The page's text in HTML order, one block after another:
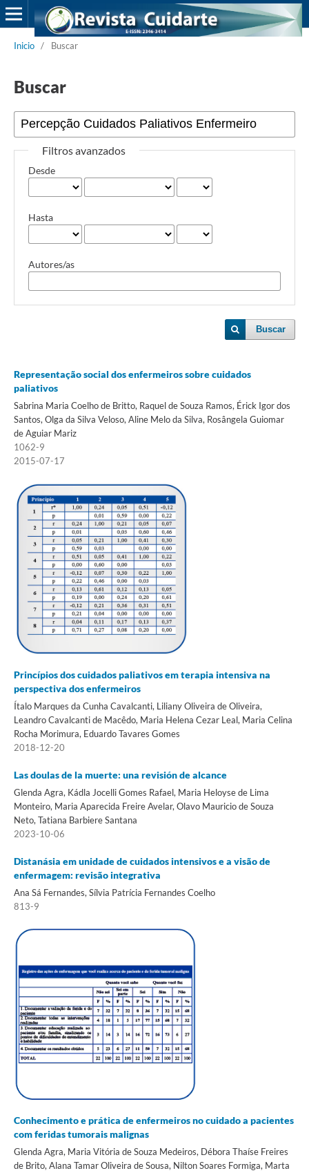
Inicio / Buscar
Buscar
Filtros avanzados
Desde
Hasta
Autores/as
Buscar
Representação social dos enfermeiros sobre cuidados
paliativos
Sabrina Maria Coelho de Britto, Raquel de Souza Ramos, Érick Igor dos
Santos, Olga da Silva Veloso, Aline Melo da Silva, Rosângela Guiomar
de Aguiar Mariz
1062-9
2015-07-17
Princípios dos cuidados paliativos em terapia intensiva na
perspectiva dos enfermeiros
Ítalo Marques da Cunha Cavalcanti, Liliany Oliveira de Oliveira,
Leandro Cavalcanti de Macêdo, Maria Helena Cezar Leal, Maria Celina
Rocha Morimura, Eduardo Tavares Gomes
2018-12-20
Las doulas de la muerte: una revisión de alcance
Glenda Agra, Kádla Jocelli Gomes Rafael, Maria Heloyse de Lima
Monteiro, Maria Aparecida Freire Avelar, Olavo Mauricio de Souza
Neto, Tatiana Barbiere Santana
2023-10-06
Distanásia em unidade de cuidados intensivos e a visão de
enfermagem: revisão integrativa
Ana Sá Fernandes, Sílvia Patrícia Fernandes Coelho
813-9
Conhecimento e prática de enfermeiros no cuidado a pacientes
com feridas tumorais malignas
Glenda Agra, Maria Vitória de Souza Medeiros, Débora Thaíse Freires
de Brito, Alana Tamar Oliveira de Sousa, Nilton Soares Formiga, Marta